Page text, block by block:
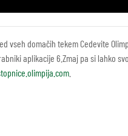
vseh domačih tekem Cedevite
aplikacije 6.Zmaj pa si lahko